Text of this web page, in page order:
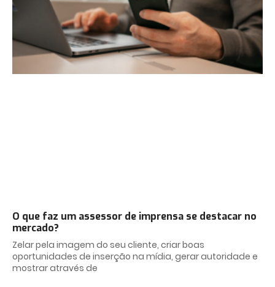
O que faz um assessor de imprensa se destacar no
mercado?
Zelar pela imagem do seu cliente, criar boas
oportunidades de inserção na mídia, gerar autoridade e
mostrar através de